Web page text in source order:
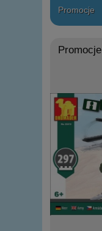
Promocje
Promocje